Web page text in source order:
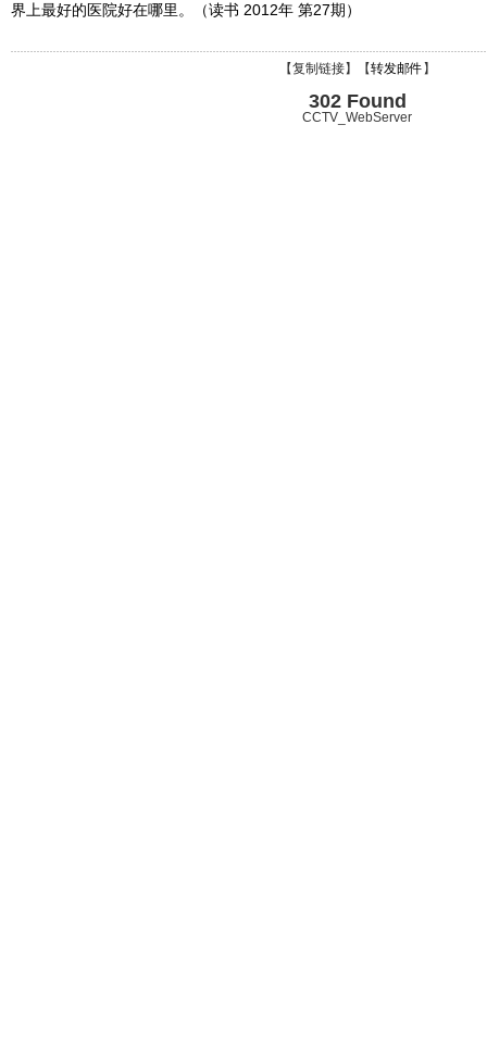
界上最好的医院好在哪里。（读书 2012年 第27期）
【复制链接】【转发邮件 】
302 Found
CCTV_WebServer